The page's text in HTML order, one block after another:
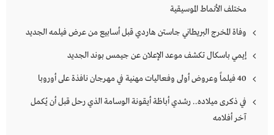
مختلف الأنماط الموسيقية
وفاة المخرج البريطاني جاستن هاردي قبل أسابيع من عرض فيلمه الجديد
إيمي باسكال تكشف موعد الإعلان عن جيمس بوند الجديد
40 فيلماً وعروض أولى وفعاليات مهنية في مهرجان نافذة على أوروبا
في ذكرى ميلاده.. رشدي أباظة أيقونة الوسامة الذي رحل قبل أن يُكمل
آخر أفلامه